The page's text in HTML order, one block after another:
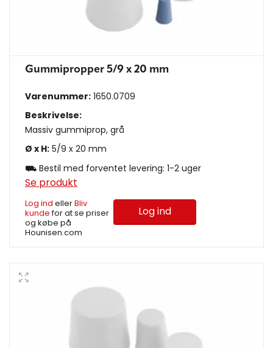
Gummipropper 5/9 x 20 mm
Varenummer: 1650.0709
Beskrivelse:
Massiv gummiprop, grå
Ø x H: 5/9 x 20 mm
⛟ Bestil med forventet levering: 1-2 uger
Se produkt
Log ind ellerBliv
kundefor at se priser
og købe på
Hounisen.com
Log ind